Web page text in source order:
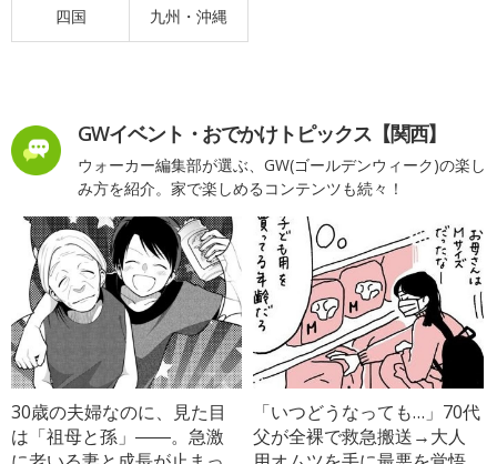
四国 九州・沖縄
GWイベント・おでかけトピックス【関西】
ウォーカー編集部が選ぶ、GW(ゴールデンウィーク)の楽し
み方を紹介。家で楽しめるコンテンツも続々！
30歳の夫婦なのに、見た目
は「祖母と孫」――。急激
「いつどうなっても…」70代
父が全裸で救急搬送→大人